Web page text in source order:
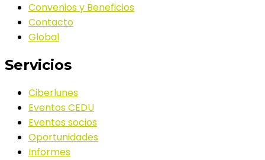
Convenios y Beneficios
Contacto
Global
Servicios
Ciberlunes
Eventos CEDU
Eventos socios
Oportunidades
Informes